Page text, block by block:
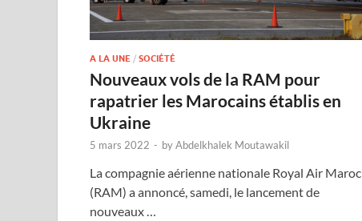
A LA UNE / SOCIÉTÉ
Nouveaux vols de la RAM pour
rapatrier les Marocains établis en
Ukraine
5 mars 2022 - byAbdelkhalek Moutawakil
La compagnie aérienne nationale Royal Air Maroc
(RAM) a annoncé, samedi, le lancement de
nouveaux …